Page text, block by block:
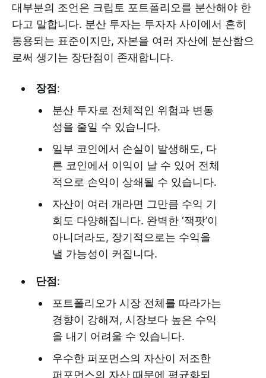
대부분의 조언은 크립토 포트폴리오를 분산해야 한
다고 말합니다. 분산 투자는 투자자 사이에서 흔히
통용되는 표준이지만, 자본을 여러 자산에 분산함으
로써 생기는 장단점이 존재합니다.
장점:
분산 투자로 전체적인 위험과 변동
성을 줄일 수 있습니다.
일부 코인에서 손실이 발생해도, 다
른 코인에서 이익이 날 수 있어 전체
적으로 손익이 상쇄될 수 있습니다.
자산이 여러 개라면 그만큼 수익 기
회도 다양해집니다. 완벽한 ‘잭팟’이
아니더라도, 장기적으로는 수익을
낼 가능성이 커집니다.
단점:
포트폴리오가 시장 전체를 따라가는
경향이 강해져, 시장보다 높은 수익
을 내기 어려울 수 있습니다.
우수한 퍼포먼스의 자산이 저조한
퍼포먼스의 자산 때문에 평균화되